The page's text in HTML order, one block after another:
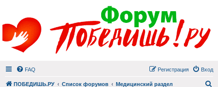
FAQ Вход
Регистрация
ПОБЕДИШЬ.РУ Список форумов Медицинский раздел